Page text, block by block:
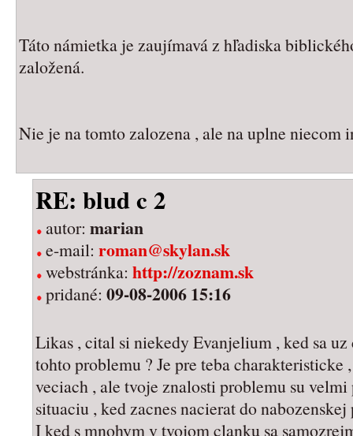
Táto námietka je zaujímavá z hľadiska
založená.
Nie je na tomto zalozena , ale na uplne niecom
RE: blud c 2
autor: marian
e-mail: roman@skylan.sk
webstránka: http://zoznam.sk
pridané: 09-08-2006 15:16
Likas , cital si niekedy Evanjelium , ked sa
tohto problemu ? Je pre teba charakteristicke
veciach , ale tvoje znalosti problemu su
situaciu , ked zacnes nacierat do
I ked s mnohym v tvojom clanku sa